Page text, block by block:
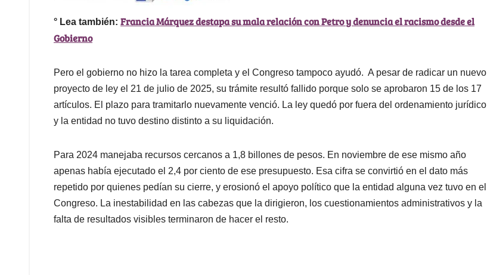
° Lea también: Francia Márquez destapa su mala relación con Petro y denuncia el racismo desde el
Gobierno
Pero el gobierno no hizo la tarea completa y el Congreso tampoco ayudó. A pesar de radicar un nuevo
proyecto de ley el 21 de julio de 2025, su trámite resultó fallido porque solo se aprobaron 15 de los 17
artículos. El plazo para tramitarlo nuevamente venció. La ley quedó por fuera del ordenamiento jurídico
y la entidad no tuvo destino distinto a su liquidación.
Para 2024 manejaba recursos cercanos a 1,8 billones de pesos. En noviembre de ese mismo año
apenas había ejecutado el 2,4 por ciento de ese presupuesto. Esa cifra se convirtió en el dato más
repetido por quienes pedían su cierre, y erosionó el apoyo político que la entidad alguna vez tuvo en el
Congreso. La inestabilidad en las cabezas que la dirigieron, los cuestionamientos administrativos y la
falta de resultados visibles terminaron de hacer el resto.